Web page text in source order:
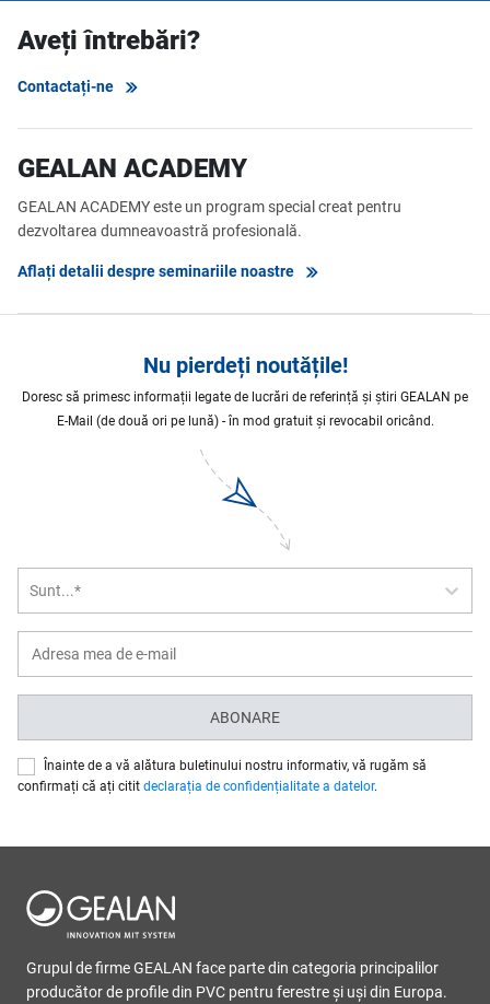
Aveți întrebări?
Contactați-ne
GEALAN ACADEMY
GEALAN ACADEMY este un program special creat pentru
dezvoltarea dumneavoastră profesională.
Aflați detalii despre seminariile noastre
Nu pierdeți noutățile!
Doresc să primesc informații legate de lucrări de referință și știri GEALAN pe
E-Mail (de două ori pe lună) - în mod gratuit și revocabil oricând.
Sunt...*
ABONARE
Înainte de a vă alătura buletinului nostru informativ, vă rugăm să
confirmați că ați citit declarația de confidențialitate a datelor.
Grupul de firme GEALAN face parte din categoria principalilor
producător de profile din PVC pentru ferestre şi uşi din Europa.